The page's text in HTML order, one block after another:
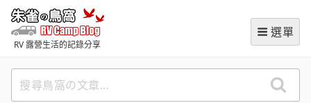
至
內
朱雀の鳥窩
RV 露營生活的記錄分享
選單
搜
尋